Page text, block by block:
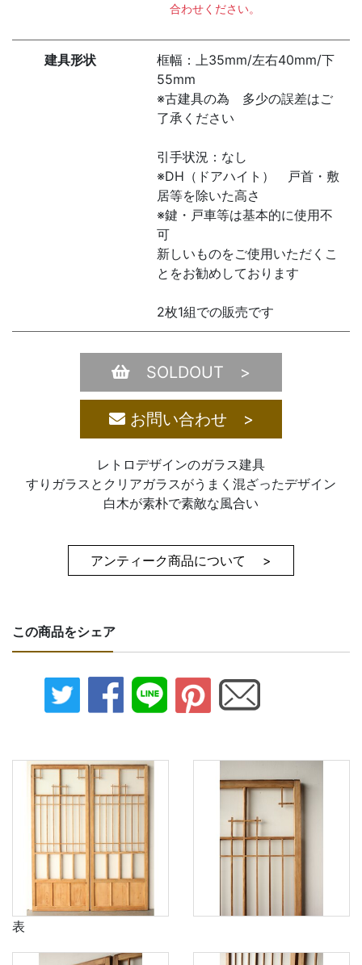
合わせください。
建具形状
框幅：上35mm/左右40mm/下
55mm
※古建具の為 多少の誤差はご
了承ください
引手状況：なし
※DH（ドアハイト） 戸首・敷
居等を除いた高さ
※鍵・戸車等は基本的に使用不
可
新しいものをご使用いただくこ
とをお勧めしております
2枚1組での販売です
SOLDOUT >
お問い合わせ >
レトロデザインのガラス建具
すりガラスとクリアガラスがうまく混ざったデザイン
白木が素朴で素敵な風合い
アンティーク商品について >
この商品をシェア
表